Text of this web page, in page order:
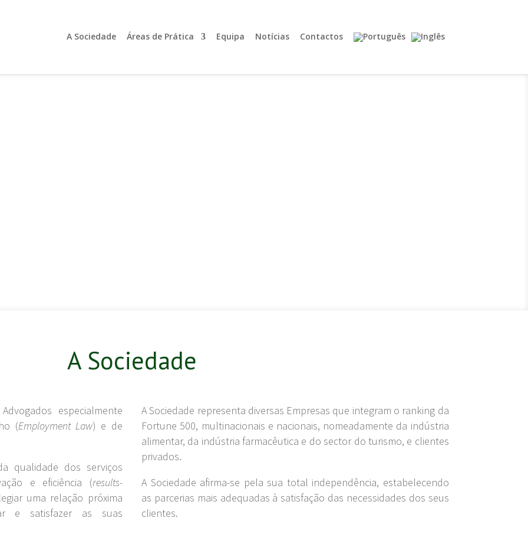
A Sociedade Áreas de Prática Equipa Notícias Contactos
A Sociedade
especialmente
(Employment Law) e de
qualidade dos serviços
e eficiência (results-
uma relação próxima
e satisfazer as suas
A Sociedade representa diversas Empresas que integram o ranking da
Fortune 500, multinacionais e nacionais, nomeadamente da indústria
alimentar, da indústria farmacêutica e do sector do turismo, e clientes
privados.
A Sociedade afirma-se pela sua total independência, estabelecendo
as parcerias mais adequadas à satisfação das necessidades dos seus
clientes.